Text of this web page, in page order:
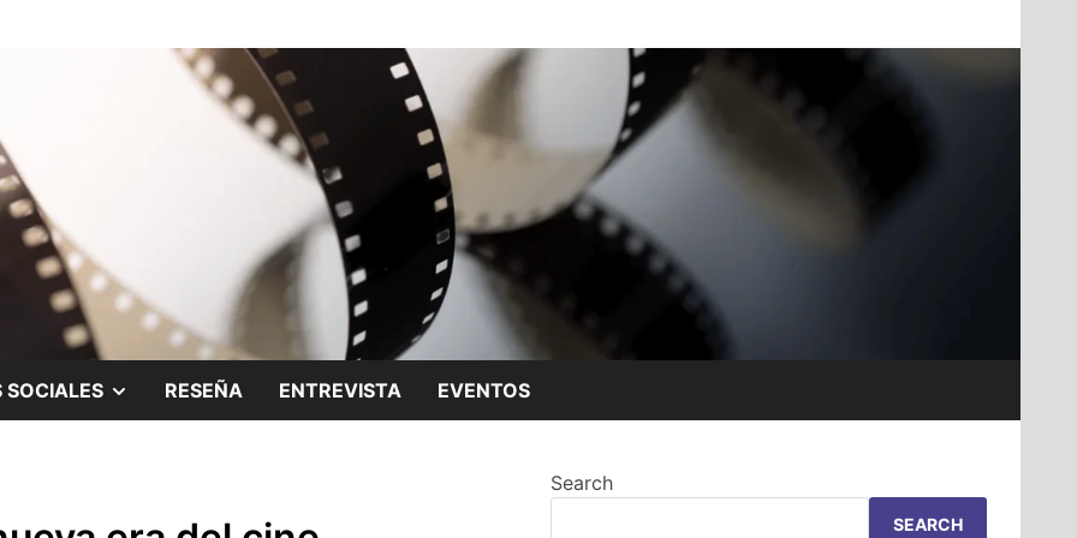
SOCIALES SHOWRESEÑA ENTREVISTA EVENTOS
Search
SEARCH